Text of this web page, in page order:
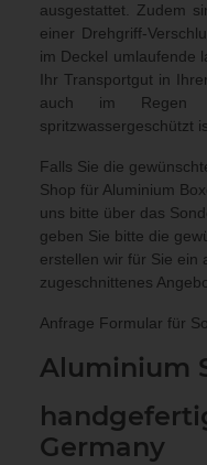
ausgestattet. Zudem
einer Drehgriff-
im Deckel umlaufende
Ihr Transportgut in
auch im Regen
spritzwassergeschützt
Falls Sie die
Shop für Aluminium
uns bitte über das
geben Sie bitte die
erstellen wir für Sie ein
zugeschnittenes
Anfrage Formular für
Aluminium
Germany